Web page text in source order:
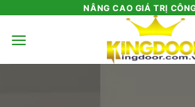
nội
NÂNG CAO GIÁ TRỊ